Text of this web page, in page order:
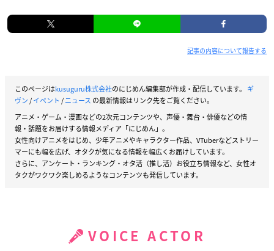
記事の内容について報告する
このページはkusuguru株式会社のにじめん編集部が作成・配信しています。 ギ
ヴン/イベント /ニュース の最新情報はリンク先をご覧ください。
アニメ・ゲーム・漫画などの2次元コンテンツや、声優・舞台・俳優などの情
報・話題をお届けする情報メディア「にじめん」。
女性向けアニメをはじめ、少年アニメやキャラクター作品、VTuberなどストリー
マーにも幅を広げ、オタクが気になる情報を幅広くお届けしています。
さらに、アンケート・ランキング・オタ活（推し活）お役立ち情報など、女性オ
タクがワクワク楽しめるようなコンテンツも発信しています。
VOICE ACTOR